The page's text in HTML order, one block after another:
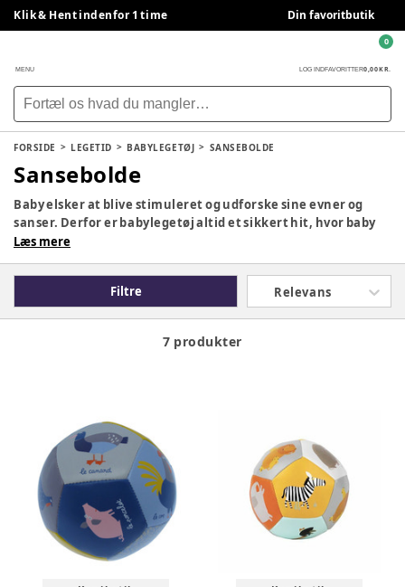
Klik & Hent indenfor 1 time Din favoritbutik
MENU LOG INDFAVORITTER0,00 KR.
0
FORSIDE LEGETID BABYLEGETØJ SANSEBOLDE
Sansebolde
Baby elsker at blive stimuleret og udforske sine evner og
sanser. Derfor er babylegetøj altid et sikkert hit, hvor baby
kan røre, smage, lytte og/eller høre. Her finder du alt
Læs mere
Filtre Relevans
7 produkter